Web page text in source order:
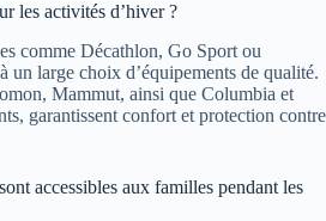
les activités d’hiver ?
comme Décathlon, Go Sport ou
un large choix d’équipements de qualité.
Mammut, ainsi que Columbia et
garantissent confort et protection contre
accessibles aux familles pendant les